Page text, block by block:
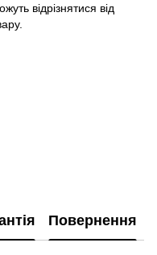
відрізнятися від
Повернення